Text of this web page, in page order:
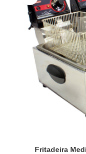
Fritadeira